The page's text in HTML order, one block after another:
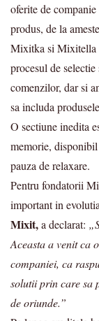
oferite de
produs, de la
Mixitka si Mixitella
procesul de
comenzilor, dar si
sa includa
O sectiune inedita
memorie,
pauza de relaxare.
Pentru fondatorii
important in
Mixit,a declarat:
Aceasta a venit ca
companiei, ca
solutii prin care sa
de oriunde.”